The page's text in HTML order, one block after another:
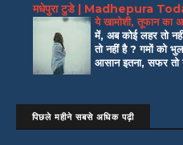
मधेपुरा टुडे | Madhepura
ये खामोशी, तूफान का
में, अब कोई लहर तो
तो नहीं है ? गमों को
आसान इतना, सफर तो
पिछले महीने सबसे अधिक पढ़ी